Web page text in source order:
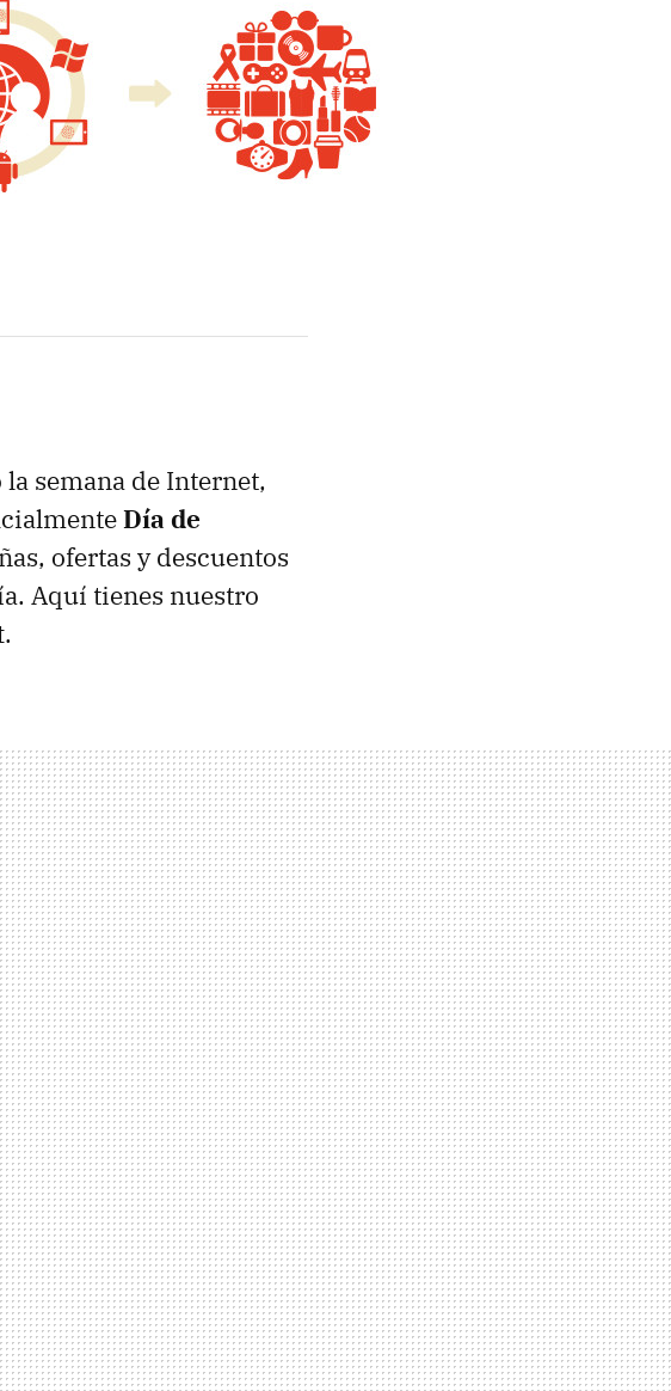
semana de Internet,
Día de
ofertas y descuentos
Aquí tienes nuestro
.